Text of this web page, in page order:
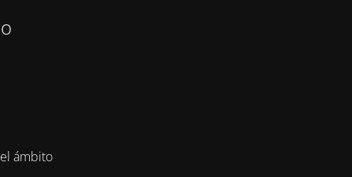
ámbito